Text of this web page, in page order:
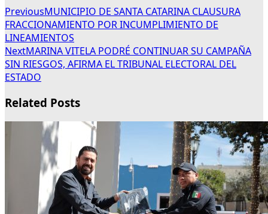
PreviousMUNICIPIO DE SANTA CATARINA CLAUSURA
FRACCIONAMIENTO POR INCUMPLIMIENTO DE
LINEAMIENTOS
NextMARINA VITELA PODRÉ CONTINUAR SU CAMPAÑA
SIN RIESGOS, AFIRMA EL TRIBUNAL ELECTORAL DEL
ESTADO
Related Posts